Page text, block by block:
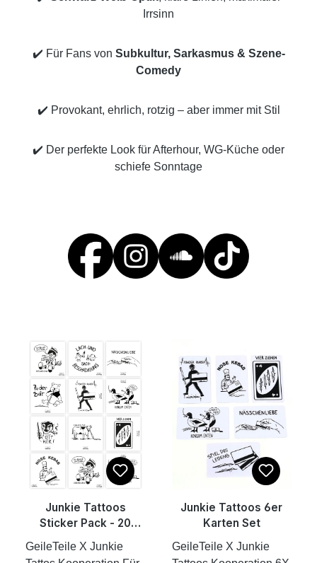
Irrsinn
✔️ Für Fans von Subkultur, Sarkasmus & Szene-
Comedy
✔️ Provokant, ehrlich, rotzig – aber immer mit Stil
✔️ Der perfekte Look für Afterhour, WG-Küche oder
schiefe Sonntage
Junkie Tattoos
Sticker Pack - 20
10x10cm
GeileTeile X Junkie
Junkie Tattoos 6er
Karten Set
GeileTeile X Junkie